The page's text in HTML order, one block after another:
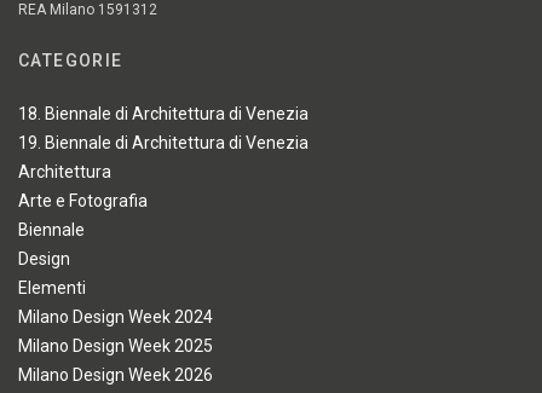
REA Milano 1591312
CATEGORIE
18. Biennale di Architettura di Venezia
19. Biennale di Architettura di Venezia
Architettura
Arte e Fotografia
Biennale
Design
Elementi
Milano Design Week 2024
Milano Design Week 2025
Milano Design Week 2026